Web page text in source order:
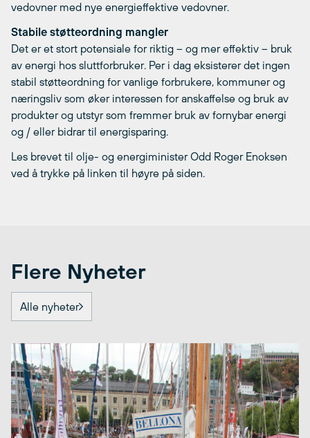
vedovner med nye energieffektive vedovner.
Stabile støtteordning mangler
Det er et stort potensiale for riktig – og mer effektiv – bruk
av energi hos sluttforbruker. Per i dag eksisterer det ingen
stabil støtteordning for vanlige forbrukere, kommuner og
næringsliv som øker interessen for anskaffelse og bruk av
produkter og utstyr som fremmer bruk av fornybar energi
og / eller bidrar til energisparing.
Les brevet til olje- og energiminister Odd Roger Enoksen
ved å trykke på linken til høyre på siden.
Flere Nyheter
Alle nyheter